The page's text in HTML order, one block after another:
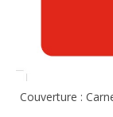
Couverture :